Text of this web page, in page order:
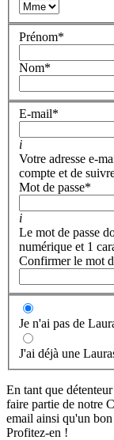
Prénom*
Nom*
E-mail*
i
Votre adresse e-
compte et de
Mot de passe*
i
Le mot de passe
numérique et 1
Confirmer le mot
Je n'ai pas de
J'ai déjà une
En tant que
faire partie de notre
email ainsi qu'un
Profitez-en !